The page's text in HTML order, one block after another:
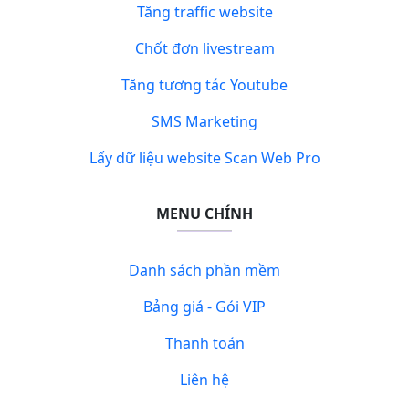
Tăng traffic website
Chốt đơn livestream
Tăng tương tác Youtube
SMS Marketing
Lấy dữ liệu website Scan Web Pro
MENU CHÍNH
Danh sách phần mềm
Bảng giá - Gói VIP
Thanh toán
Liên hệ